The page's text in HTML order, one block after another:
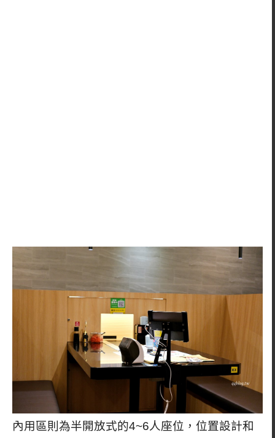
內用區則為半開放式的4~6人座位，位置設計和